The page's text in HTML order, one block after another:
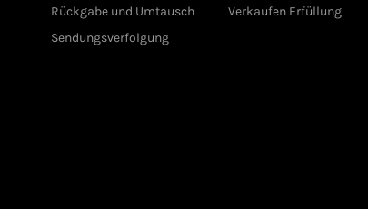
Rückgabe und Umtausch
Sendungsverfolgung
Verkaufen Erfüllung